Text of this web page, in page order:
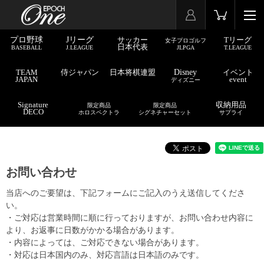
プロ野球
BASEBALL
Jリーグ
J.LEAGUE
サッカー
日本代表
女子プロゴルフ
JLPGA
Tリーグ
T.LEAGUE
TEAM
JAPAN
侍ジャパン 日本将棋連盟 Disney
ディズニー
イベント
event
Signature
DECO
限定商品
ホロスペクトラ
限定商品
シグネチャーセット
収納用品
サプライ
お問い合わせ
当店へのご要望は、下記フォームにご記入のうえ送信してくださ
い。
・ご対応は営業時間に順に行っておりますが、お問い合わせ内容に
より、お返事に日数がかかる場合があります。
・内容によっては、ご対応できない場合があります。
・対応は日本国内のみ、対応言語は日本語のみです。